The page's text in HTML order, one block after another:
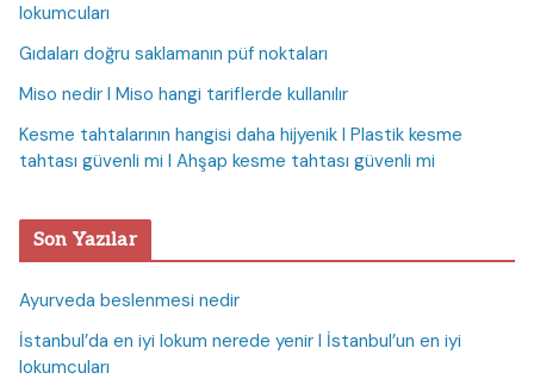
lokumcuları
Gıdaları doğru saklamanın püf noktaları
Miso nedir I Miso hangi tariflerde kullanılır
Kesme tahtalarının hangisi daha hijyenik I Plastik kesme
tahtası güvenli mi I Ahşap kesme tahtası güvenli mi
Son Yazılar
Ayurveda beslenmesi nedir
İstanbul’da en iyi lokum nerede yenir I İstanbul’un en iyi
lokumcuları